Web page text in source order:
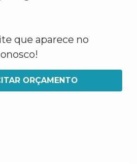
que aparece no
ORÇAMENTO